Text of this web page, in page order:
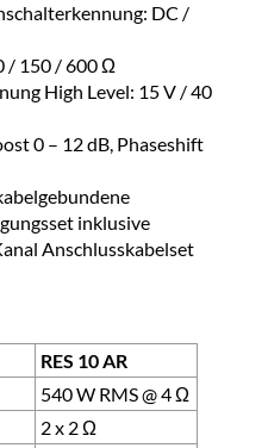
DC /
/ 150 / 600 Ω
High Level: 15 V / 40
0 – 12 dB, Phaseshift
inklusive
Anschlusskabelset
RES 10 AR
540 W RMS @ 4 Ω
2 x 2 Ω